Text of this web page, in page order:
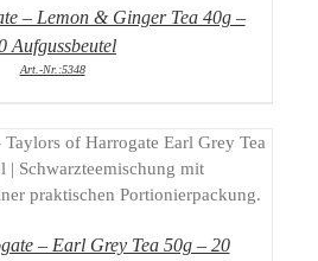
– Lemon & Ginger Tea 40g –
Aufgussbeutel
Art.-Nr.:5348
DETAILS
– Earl Grey Tea 50g – 20